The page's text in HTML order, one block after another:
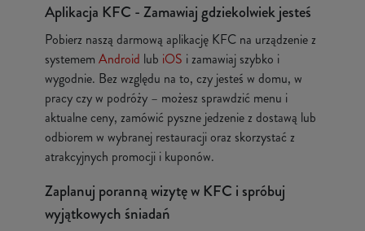
Aplikacja KFC - Zamawiaj gdziekolwiek jesteś
Pobierz naszą darmową aplikację KFC na urządzenie z
systemem Android lub iOS i zamawiaj szybko i
wygodnie. Bez względu na to, czy jesteś w domu, w
pracy czy w podróży – możesz sprawdzić menu i
aktualne ceny, zamówić pyszne jedzenie z dostawą lub
odbiorem w wybranej restauracji oraz skorzystać z
atrakcyjnych promocji i kuponów.
Zaplanuj poranną wizytę w KFC i spróbuj
wyjątkowych śniadań